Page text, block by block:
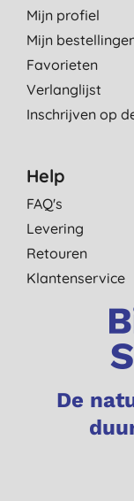
Mijn profiel
Mijn
Favorieten
Verlanglijst
Inschrijven op
Help
FAQ's
Levering
Retouren
Klantenservice
De